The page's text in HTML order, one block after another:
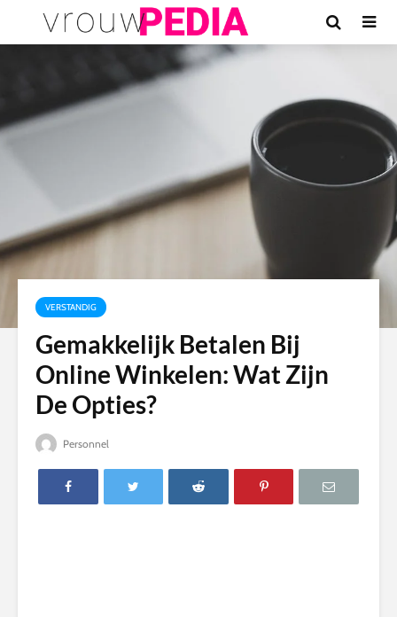
VERSTANDIG
Gemakkelijk Betalen Bij
Online Winkelen: Wat Zijn
De Opties?
Personnel